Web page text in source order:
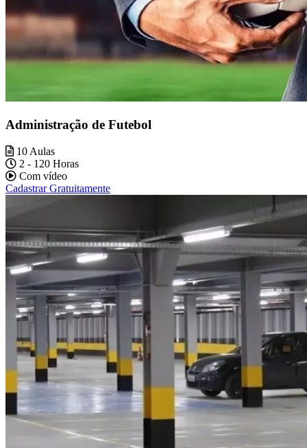
Administração de Futebol
10 Aulas
2 - 120 Horas
Com vídeo
Cadastrar Gratuitamente